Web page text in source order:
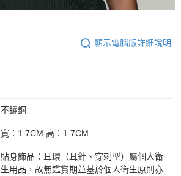
顯示電腦版詳細說明
不鏽鋼
寬：1.7CM 高：1.7CM
貼身飾品：耳環（耳針、穿刺型）屬個人衛
生用品，故無鑑賞期並基於個人衛生原則亦